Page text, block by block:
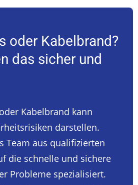
oder Kabelbrand?
das sicher und
Kabelbrand kann
darstellen.
Team aus qualifizierten
die schnelle und sichere
Probleme spezialisiert.